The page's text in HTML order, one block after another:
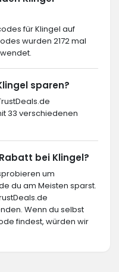
für Klingel auf
wurden 2172 mal
sparen?
33 verschiedenen
bei Klingel?
um
du am Meisten sparst.
Wenn du selbst
findest, würden wir